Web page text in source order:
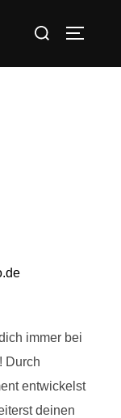
immer bei
Durch
entwickelst
deinen